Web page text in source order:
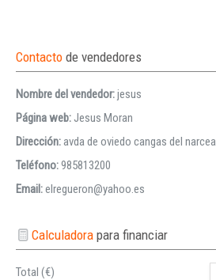
Contacto de vendedores
Nombre del vendedor:jesus
Página web:Jesus Moran
Dirección:avda de oviedo cangas del narcea
Teléfono:985813200
Email:elregueron@yahoo.es
Calculadorapara financiar
Total (€)